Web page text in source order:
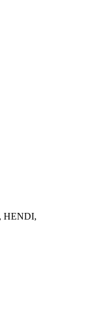
HENDI,